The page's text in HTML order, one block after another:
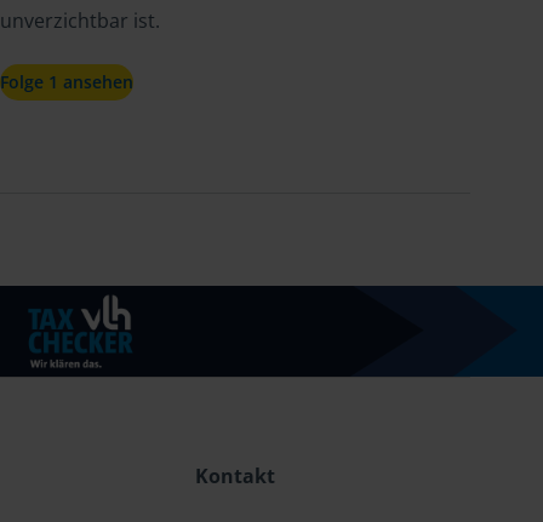
unverzichtbar ist.
Folge 1 ansehen
Kontakt